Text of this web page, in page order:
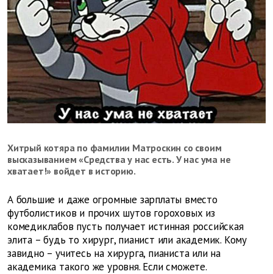
Хитрый котяра по фамилии Матроскин со своим
высказыванием «Средства у нас есть. У нас ума не
хватает!» войдет в историю.
А большие и даже огромные зарплаты вместо
футболистиков и прочих шутов гороховых из
комедиклабов пусть получает истинная российская
элита – будь то хирург, пианист или академик. Кому
завидно – учитесь на хирурга, пианиста или на
академика такого же уровня. Если сможете.